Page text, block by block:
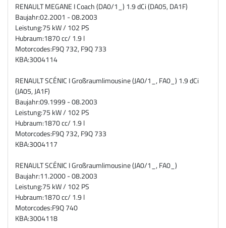
RENAULT MEGANE I Coach (DA0/1_) 1.9 dCi (DA05, DA1F)
Baujahr:02.2001 - 08.2003
Leistung:75 kW / 102 PS
Hubraum:1870 cc/ 1.9 l
Motorcodes:F9Q 732, F9Q 733
KBA:3004114
RENAULT SCÉNIC I Großraumlimousine (JA0/1_, FA0_) 1.9 dCi
(JA05, JA1F)
Baujahr:09.1999 - 08.2003
Leistung:75 kW / 102 PS
Hubraum:1870 cc/ 1.9 l
Motorcodes:F9Q 732, F9Q 733
KBA:3004117
RENAULT SCÉNIC I Großraumlimousine (JA0/1_, FA0_)
Baujahr:11.2000 - 08.2003
Leistung:75 kW / 102 PS
Hubraum:1870 cc/ 1.9 l
Motorcodes:F9Q 740
KBA:3004118